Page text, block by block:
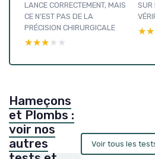
LANCE CORRECTEMENT, MAIS
CE N’EST PAS DE LA
PRÉCISION CHIRURGICALE
★★★★★
★★★★★
SUR
Hameçons
et Plombs :
voir nos
autres
Voir tous les